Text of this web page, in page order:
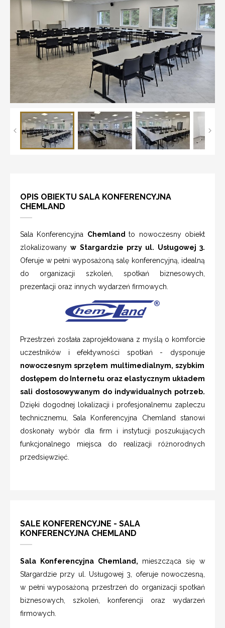
OPIS OBIEKTU SALA KONFERENCYJNA
CHEMLAND
Sala Konferencyjna Chemlandto nowoczesny obiekt
zlokalizowanyw Stargardzie przy ul. Usługowej 3.
Oferuje w pełni wyposażoną salę konferencyjną, idealną
do organizacji szkoleń, spotkań biznesowych,
prezentacji oraz innych wydarzeń firmowych.
Przestrzeń została zaprojektowana z myślą o komforcie
uczestników i efektywności spotkań - dysponuje
nowoczesnym sprzętem multimedialnym, szybkim
dostępem do Internetu oraz elastycznym układem
sali dostosowywanym do indywidualnych potrzeb.
Dzięki dogodnej lokalizacji i profesjonalnemu zapleczu
technicznemu, Sala Konferencyjna Chemland stanowi
doskonały wybór dla firm i instytucji poszukujących
funkcjonalnego miejsca do realizacji różnorodnych
przedsięwzięć.
SALE KONFERENCYJNE - SALA
KONFERENCYJNA CHEMLAND
Sala Konferencyjna Chemland, mieszcząca się w
Stargardzie przy ul. Usługowej 3, oferuje nowoczesną,
w pełni wyposażoną przestrzeń do organizacji spotkań
biznesowych, szkoleń, konferencji oraz wydarzeń
firmowych.